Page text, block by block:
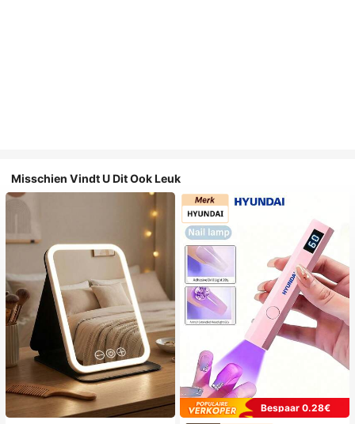
Misschien Vindt U Dit Ook Leuk
Bespaar 0.28€